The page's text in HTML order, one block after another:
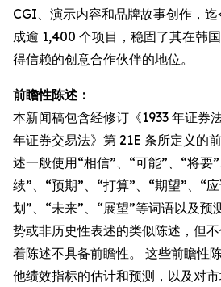
CGI、演示内容和品牌故事创作，
成逾 1,400 个项目，稳固了其在韩
得信赖的创意合作伙伴的地位。
前瞻性陈述：
本新闻稿包含经修订《1933 年证券
年证券交易法》第 21E 条所定义的
述一般使用“相信”、“可能”、“将要
续”、“预期”、“打算”、“期望”、“
划”、“未来”、“展望”等词语以及预
势或非历史性表述的类似陈述，但
着陈述不具备前瞻性。 这些前瞻性
他绩效指标的估计和预测，以及对